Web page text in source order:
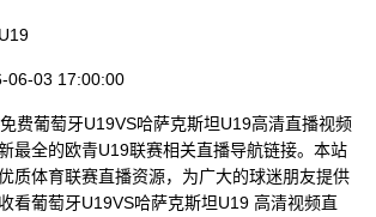
06-03 17:00:00
费葡萄牙U19VS哈萨克斯坦U19高清直播视频
最全的欧青U19联赛相关直播导航链接。本站
质体育联赛直播资源，为广大的球迷朋友提供
看葡萄牙U19VS哈萨克斯坦U19 高清视频直